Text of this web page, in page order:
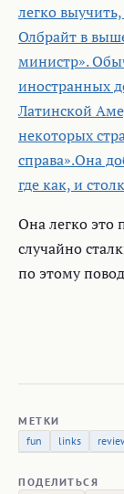
легко
Олбрайт в
министр».
иностранных
Латинской
некоторых
справа».Она
где как, и
Она легко это
случайно
по этому
МЕТКИ
fun
links
ПОДЕЛИТЬСЯ